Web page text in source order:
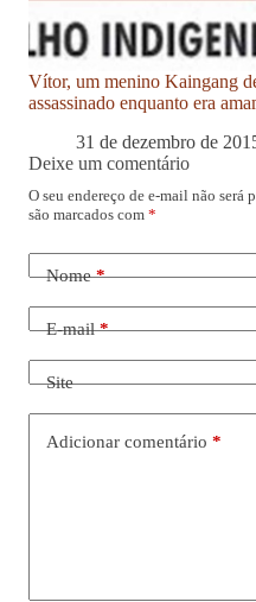
Vítor, um menino Kaingang
assassinado enquanto era
31 de dezembro de
Deixe um comentário
O seu endereço de e-mail não será
são marcados com *
Nome*
E-mail*
Site
Adicionar comentário *